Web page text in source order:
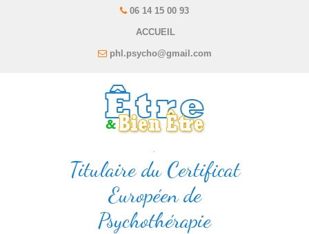
06 14 15 00 93
ACCUEIL
phl.psycho@gmail.com
.
Titulaire du Certificat
Européen de
Psychothérapie